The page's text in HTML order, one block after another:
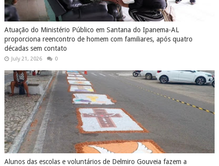
Atuação do Ministério Público em Santana do Ipanema-AL
proporciona reencontro de homem com familiares, após quatro
décadas sem contato
July 21, 2026 0
Alunos das escolas e voluntários de Delmiro Gouveia fazem a